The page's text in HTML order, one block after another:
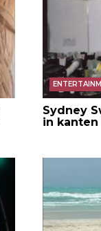
Sydney
in kanten